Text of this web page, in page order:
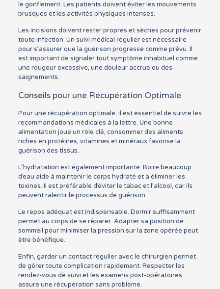
le gonflement. Les patients doivent éviter les mouvements
brusques et les activités physiques intenses.
Les incisions doivent rester propres et sèches pour prévenir
toute infection. Un suivi médical régulier est nécessaire
pour s’assurer que la guérison progresse comme prévu. Il
est important de signaler tout symptôme inhabituel comme
une rougeur excessive, une douleur accrue ou des
saignements.
Conseils pour une Récupération Optimale
Pour une récupération optimale, il est essentiel de suivre les
recommandations médicales à la lettre. Une bonne
alimentation joue un rôle clé; consommer des aliments
riches en protéines, vitamines et minéraux favorise la
guérison des tissus.
L’hydratation est également importante. Boire beaucoup
d’eau aide à maintenir le corps hydraté et à éliminer les
toxines. Il est préférable d’éviter le tabac et l’alcool, car ils
peuvent ralentir le processus de guérison.
Le repos adéquat est indispensable. Dormir suffisamment
permet au corps de se réparer. Adapter sa position de
sommeil pour minimiser la pression sur la zone opérée peut
être bénéfique.
Enfin, garder un contact régulier avec le chirurgien permet
de gérer toute complication rapidement. Respecter les
rendez-vous de suivi et les examens post-opératoires
assure une récupération sans problème.